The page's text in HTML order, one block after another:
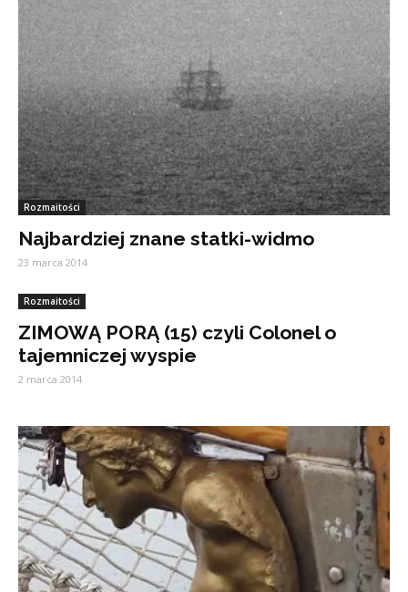
Rozmaitości
Najbardziej znane statki-widmo
23 marca 2014
Rozmaitości
ZIMOWĄ PORĄ (15) czyli Colonel o
tajemniczej wyspie
2 marca 2014